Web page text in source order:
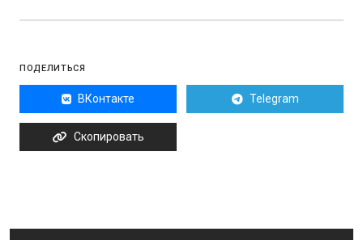
ПОДЕЛИТЬСЯ
ВКонтакте Telegram
Скопировать